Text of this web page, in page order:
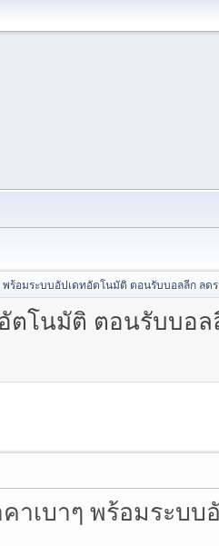
ร้อมระบบอัปเดทอัตโนมัติ ตอนรับบอลลีก ลด
ตโนมัติ ตอนรับบอ
าเบาๆ พร้อมระบ